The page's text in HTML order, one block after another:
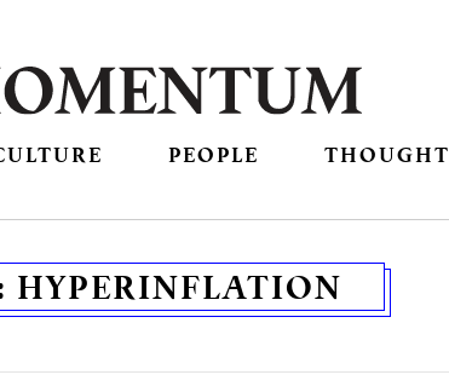
PEOPLE THOUGHT
HYPERINFLATION